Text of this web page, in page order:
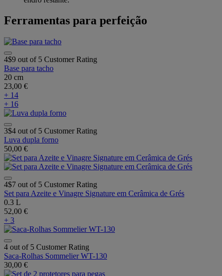
Ferramentas para perfeição
4$9 out of 5 Customer Rating
Base para tacho
20 cm
23,00 €
+ 14
+ 16
3$4 out of 5 Customer Rating
Luva dupla forno
50,00 €
4$7 out of 5 Customer Rating
Set para Azeite e Vinagre Signature em Cerâmica de Grés
0.3 L
52,00 €
+ 3
4 out of 5 Customer Rating
Saca-Rolhas Sommelier WT-130
30,00 €